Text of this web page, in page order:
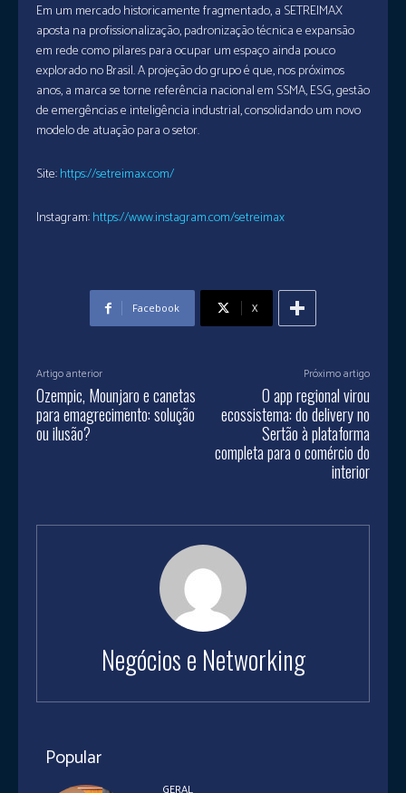
Em um mercado historicamente fragmentado, a SETREIMAX
aposta na profissionalização, padronização técnica e expansão
em rede como pilares para ocupar um espaço ainda pouco
explorado no Brasil. A projeção do grupo é que, nos próximos
anos, a marca se torne referência nacional em SSMA, ESG, gestão
de emergências e inteligência industrial, consolidando um novo
modelo de atuação para o setor.
Site:https://setreimax.com/
Instagram:https://www.instagram.com/setreimax
Facebook X
Artigo anterior
Ozempic, Mounjaro e canetas
para emagrecimento: solução
ou ilusão?
Próximo artigo
O app regional virou
ecossistema: do delivery no
Sertão à plataforma
completa para o comércio do
interior
Negócios e Networking
Popular